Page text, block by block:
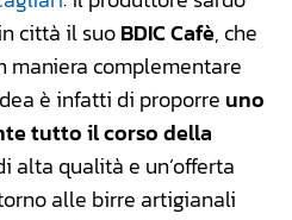
città il suoBDIC Cafè, che
maniera complementare
è infatti di proporre uno
tutto il corso della
alta qualità e un’offerta
alle birre artigianali